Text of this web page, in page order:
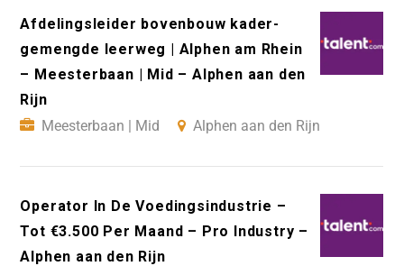
Afdelingsleider bovenbouw kader-
gemengde leerweg | Alphen am Rhein
– Meesterbaan | Mid – Alphen aan den
Rijn
Meesterbaan | Mid
Alphen aan den Rijn
Operator In De Voedingsindustrie –
Tot €3.500 Per Maand – Pro Industry –
Alphen aan den Rijn